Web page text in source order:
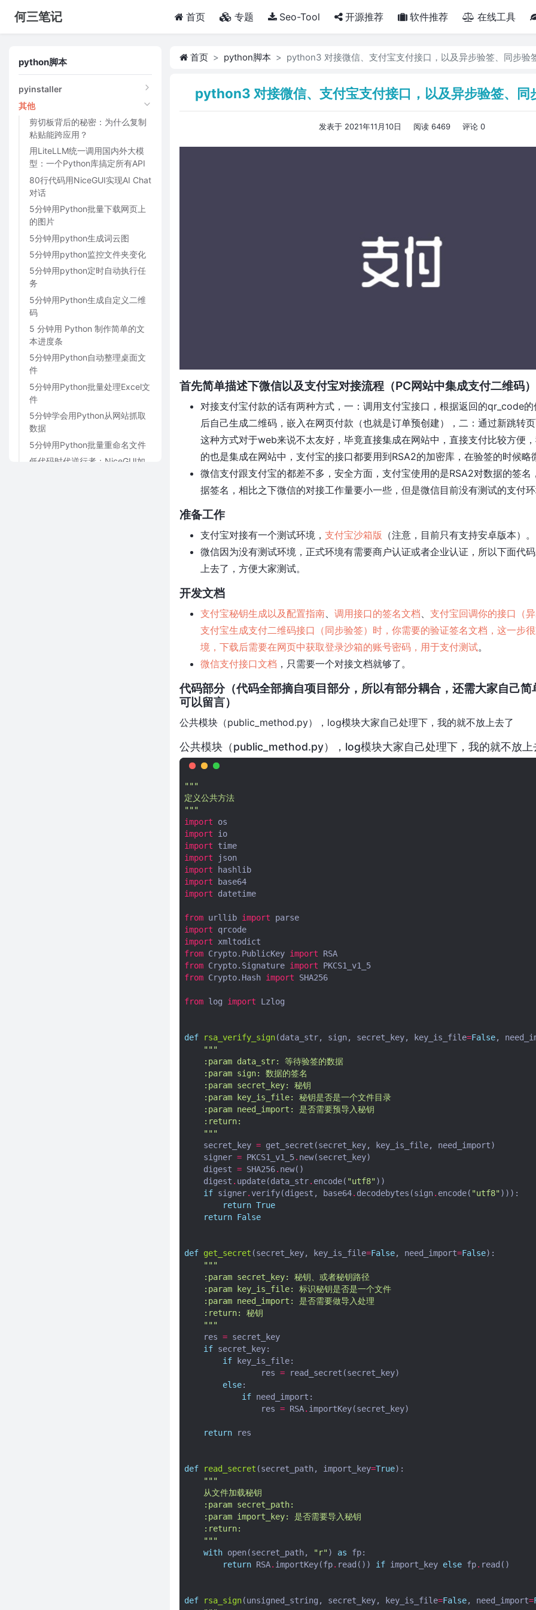
何三笔记 首页(current)专题 Seo-Tool 开源推荐 软件推荐 在线工具
python脚本
pyinstaller
其他
剪切板背后的秘密：为什么复制
粘贴能跨应用？
用LiteLLM统一调用国内外大模
型：一个Python库搞定所有API
80行代码用NiceGUI实现AI Chat
对话
5分钟用Python批量下载网页上
的图片
5分钟用python生成词云图
5分钟用python监控文件夹变化
5分钟用python定时自动执行任
务
5分钟用Python生成自定义二维
码
5 分钟用 Python 制作简单的文
本进度条
5分钟用Python自动整理桌面文
件
5分钟用Python批量处理Excel文
件
5分钟学会用Python从网站抓取
数据
5分钟用Python批量重命名文件
低代码时代逆行者：NiceGUI如
首页 python脚本 python3 对接微信、支付宝支付接口，以及异步验签、同步验
python3 对接微信、支付宝支付接口，以及异步验签、同
发表于 2021年11月10日 阅读 6469 评论 0
首先简单描述下微信以及支付宝对接流程（PC网站中集成支付二维码）
对接支付宝付款的话有两种方式，一：调用支付宝接口，根据返回的qr_code
后自己生成二维码，嵌入在网页付款（也就是订单预创建），二：通过新跳转
这种方式对于web来说不太友好，毕竟直接集成在网站中，直接支付比较方便
的也是集成在网站中，支付宝的接口都要用到RSA2的加密库，在验签的时候略
微信支付跟支付宝的都差不多，安全方面，支付宝使用的是RSA2对数据的签名
据签名，相比之下微信的对接工作量要小一些，但是微信目前没有测试的支付环
准备工作
支付宝对接有一个测试环境， 支付宝沙箱版 （注意，目前只有支持安卓版本）。
微信因为没有测试环境，正式环境有需要商户认证或者企业认证，所以下面代
上去了，方便大家测试。
开发文档
支付宝秘钥生成以及配置指南、 调用接口的签名文档
支付宝回调你的接口（
支付宝生成支付二维码接口（同步验签）时，你需要的验证签名文档，这一步
境，下载后需要在网页中获取登录沙箱的账号密码，用于支付测试。
微信支付接口文档 ，只需要一个对接文档就够了。
代码部分（代码全部摘自项目部分，所以有部分耦合，还需大家自己简
可以留言）
公共模块（public_method.py），log模块大家自己处理下，我的就不放上去了
公共模块（public_method.py），log模块大家自己处理下，我的就不放上
"""
定义公共方法
"""
import
os
import
io
import
time
import
json
import
hashlib
import
base64
import
datetime
from urllib import
parse
import
qrcode
import
xmltodict
from Crypto.PublicKey import
RSA
from Crypto.Signature import
PKCS1_v1_5
from Crypto.Hash import SHA256
from log import Lzlog
def rsa_verify_sign(data_str, sign, secret_key, key_is_file=False,
"""
    :param data_str: 等待验签的数据
    :param sign: 数据的签名
    :param secret_key: 秘钥
    :param key_is_file: 秘钥是否是一个文件目录
    :param need_import: 是否需要预导入秘钥
    :return:
    """
secret_key = get_secret (secret_key, key_is_file, need_import)
signer = PKCS1_v1_5. new(secret_key)
digest = SHA256. new()
digest . update(data_str. encode( "utf8" ))
if signer. verify(digest , base64. decodebytes (sign. encode( "utf8" ))):
return True
return False
def get_secret (secret_key, key_is_file=False, need_import=False):
"""
    :param secret_key: 秘钥、或者秘钥路径
    :param key_is_file: 标识秘钥是否是一个文件
    :param need_import: 是否需要做导入处理
    :return: 秘钥
    """
res = secret_key
if secret_key:
if
key_is_file:
res = read_secret (secret_key)
else:
if need_import :
res = RSA. importKey(secret_key)
return res
def read_secret (secret_path, import_key=True):
"""
    从文件加载秘钥
    :param secret_path:
    :param import_key: 是否需要导入秘钥
    :return:
    """
with open(secret_path, "r" ) as fp:
return RSA. importKey(fp. read ()) if import_key else fp. read ()
def rsa_sign(unsigned_string , secret_key, key_is_file=False, need_import=